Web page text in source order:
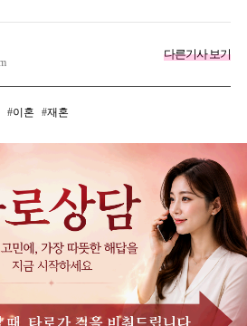
다른기사 보기
이혼 재혼